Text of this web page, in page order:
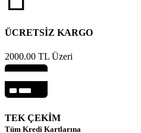
ÜCRETSİZ KARGO
2000.00 TL Üzeri
TEK ÇEKİM
Tüm Kredi Kartlarına